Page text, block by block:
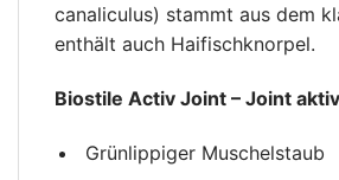
canaliculus) stammt aus dem
enthält auch Haifischknorpel.
Biostile Activ Joint – Joint
Grünlippiger Muschelstaub